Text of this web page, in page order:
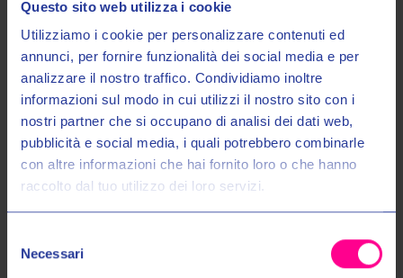
Questo sito web utilizza i cookie
Utilizziamo i cookie per personalizzare contenuti ed
annunci, per fornire funzionalità dei social media e per
analizzare il nostro traffico. Condividiamo inoltre
informazioni sul modo in cui utilizzi il nostro sito con i
nostri partner che si occupano di analisi dei dati web,
pubblicità e social media, i quali potrebbero combinarle
con altre informazioni che hai fornito loro o che hanno
raccolto dal tuo utilizzo dei loro servizi.
delNecessari
UNI
Entra nel mondo Valeri Sport
Ricevi in anteprima novità, promozioni esclusive e uno
SCONTO DEL 10%sul tuo primo acquisto!
Email: